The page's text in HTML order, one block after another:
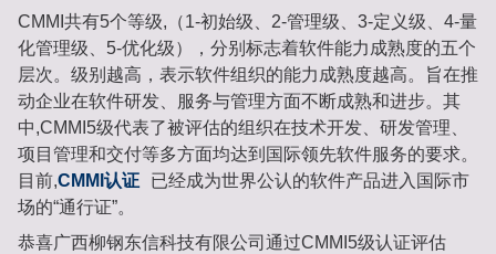
CMMI共有5个等级,（1-初始级、2-管理级、3-定义级、4-量
化管理级、5-优化级），分别标志着软件能力成熟度的五个
层次。级别越高，表示软件组织的能力成熟度越高。旨在推
动企业在软件研发、服务与管理方面不断成熟和进步。其
中,CMMI5级代表了被评估的组织在技术开发、研发管理、
项目管理和交付等多方面均达到国际领先软件服务的要求。
目前,CMMI认证
已经成为世界公认的软件产品进入国际市
场的“通行证”。
恭喜广西柳钢东信科技有限公司通过CMMI5级认证评估